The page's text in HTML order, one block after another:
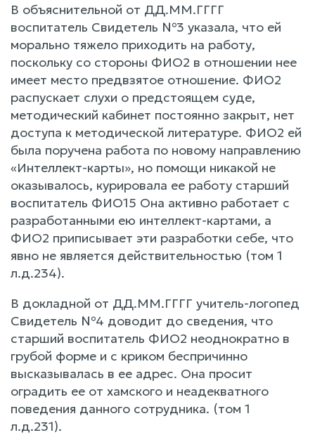
В объяснительной от ДД.ММ.ГГГГ
воспитатель Свидетель №3 указала, что ей
морально тяжело приходить на работу,
поскольку со стороны ФИО2 в отношении нее
имеет место предвзятое отношение. ФИО2
распускает слухи о предстоящем суде,
методический кабинет постоянно закрыт, нет
доступа к методической литературе. ФИО2 ей
была поручена работа по новому направлению
«Интеллект-карты», но помощи никакой не
оказывалось, курировала ее работу старший
воспитатель ФИО15 Она активно работает с
разработанными ею интеллект-картами, а
ФИО2 приписывает эти разработки себе, что
явно не является действительностью (том 1
л.д.234).
В докладной от ДД.ММ.ГГГГ учитель-логопед
Свидетель №4 доводит до сведения, что
старший воспитатель ФИО2 неоднократно в
грубой форме и с криком беспричинно
высказывалась в ее адрес. Она просит
оградить ее от хамского и неадекватного
поведения данного сотрудника. (том 1
л.д.231).